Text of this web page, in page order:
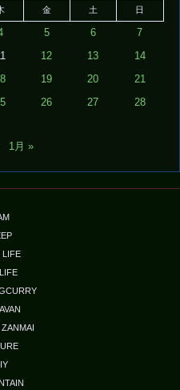
金 土 日
5 6 7
12 13 14
19 20 21
26 27 28
1月 »
LIFE